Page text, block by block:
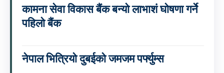
कामना सेवा विकास बैंक बन्यो लाभाशं घोषणा गर्ने
पहिलो बैंक
नेपाल भित्रियो दुबईको जमजम पर्फ्युम्स